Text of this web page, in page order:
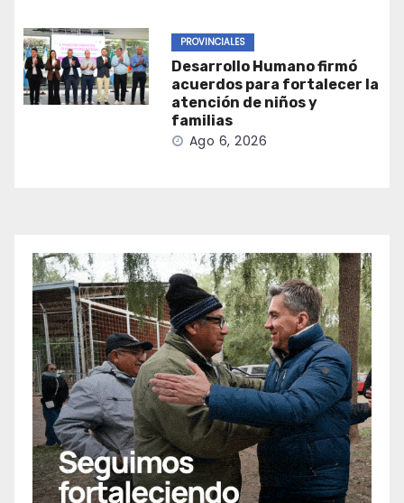
PROVINCIALES
Desarrollo Humano firmó
acuerdos para fortalecer la
atención de niños y
familias
Ago 6, 2026